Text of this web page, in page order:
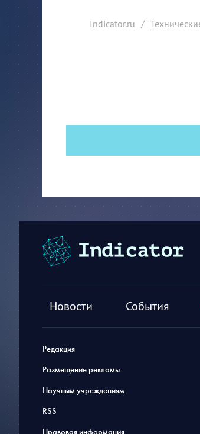
Indicator.ru /
Новости События
Редакция
Размещение рекламы
Научным учреждениям
RSS
Правовая информация